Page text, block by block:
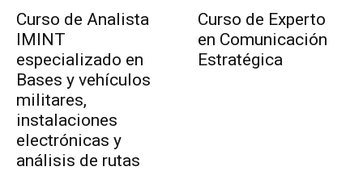
Curso de Analista
IMINT
especializado en
Bases y vehículos
militares,
instalaciones
electrónicas y
análisis de rutas
Curso de Experto
en Comunicación
Estratégica